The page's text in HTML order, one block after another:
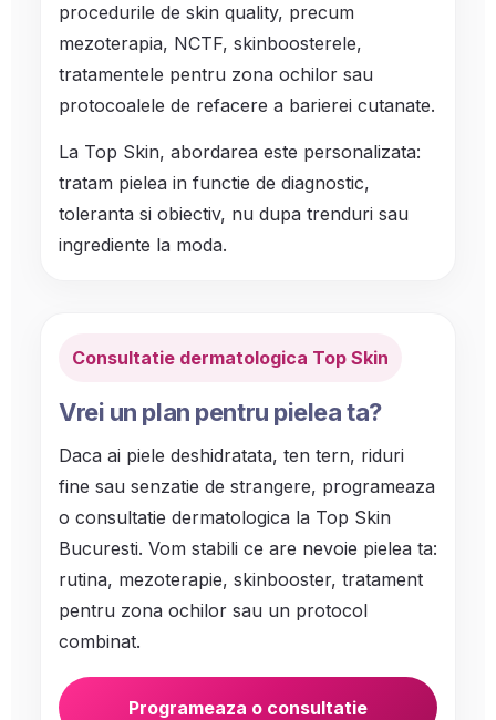
procedurile de skin quality, precum
mezoterapia, NCTF, skinboosterele,
tratamentele pentru zona ochilor sau
protocoalele de refacere a barierei cutanate.
La Top Skin, abordarea este personalizata:
tratam pielea in functie de diagnostic,
toleranta si obiectiv, nu dupa trenduri sau
ingrediente la moda.
Consultatie dermatologica Top Skin
Vrei un plan pentru pielea ta?
Daca ai piele deshidratata, ten tern, riduri
fine sau senzatie de strangere, programeaza
o consultatie dermatologica la Top Skin
Bucuresti. Vom stabili ce are nevoie pielea ta:
rutina, mezoterapie, skinbooster, tratament
pentru zona ochilor sau un protocol
combinat.
Programeaza o consultatie